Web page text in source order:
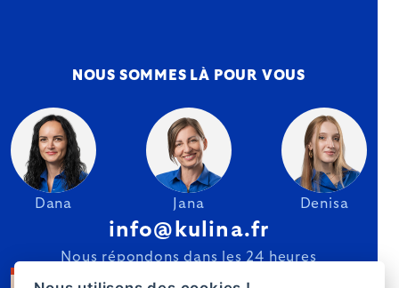
NOUS SOMMES LÀ POUR VOUS
Dana Jana Denisa
info@kulina.fr
Nous répondons dans les 24 heures